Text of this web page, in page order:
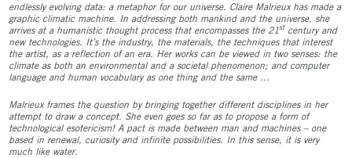
endlessly evolving data: a metaphor for our universe. Claire Malrieux has made a
graphic climatic machine. In addressing both mankind and the universe, she
arrives at a humanistic thought process that encompasses the 21stcentury and
new technologies. It’s the industry, the materials, the techniques that interest
the artist, as a reflection of an era. Her works can be viewed in two senses: the
climate as both an environmental and a societal phenomenon; and computer
language and human vocabulary as one thing and the same …
Malrieux frames the question by bringing together different disciplines in her
attempt to draw a concept. She even goes so far as to propose a form of
technological esotericism! A pact is made between man and machines – one
based in renewal, curiosity and infinite possibilities. In this sense, it is very
much like water.